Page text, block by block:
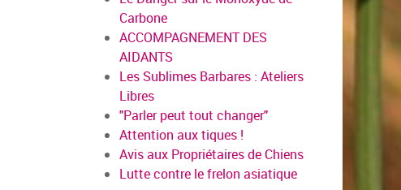
Carbone
ACCOMPAGNEMENT DES
AIDANTS
Les Sublimes Barbares : Ateliers
Libres
"Parler peut tout changer"
Attention aux tiques !
Avis aux Propriétaires de Chiens
Lutte contre le frelon asiatique